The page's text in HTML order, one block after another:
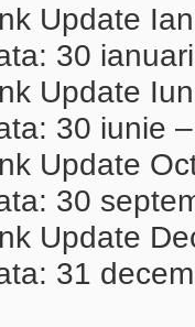
Update
30
Update
30 iunie
Update
30
Update
31